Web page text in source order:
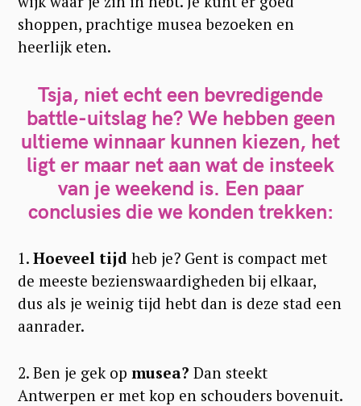
shoppen, prachtige musea bezoeken en
heerlijk eten.
Tsja, niet echt een bevredigende
battle-uitslag he? We hebben geen
ultieme winnaar kunnen kiezen, het
ligt er maar net aan wat de insteek
van je weekend is. Een paar
conclusies die we konden trekken:
1. Hoeveel tijd heb je? Gent is compact met
de meeste bezienswaardigheden bij elkaar,
dus als je weinig tijd hebt dan is deze stad een
aanrader.
2. Ben je gek op musea? Dan steekt
Antwerpen er met kop en schouders bovenuit.